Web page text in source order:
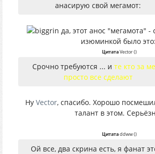
анасирую свой мегамот:
да, этот анос "мегамота"
изюминкой было это:
ЦитатаVector()
Срочно требуются ... и те кто за
просто все сделают
Ну Vector, спасибо. Хорошо
талант в этом.
Цитатаddww()
Ой все, два скрина есть, я фанат